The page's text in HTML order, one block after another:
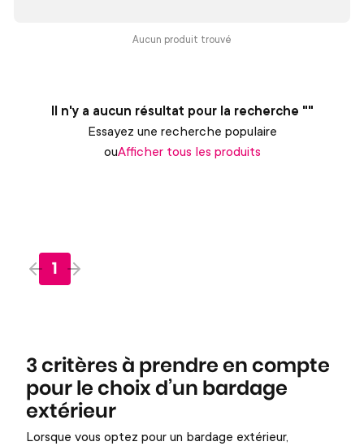
Aucun produit trouvé
Il n'y a aucun résultat pour la recherche ""
Essayez une recherche populaire
ouAfficher tous les produits
1
3 critères à prendre en compte
pour le choix d’un bardage
extérieur
Lorsque vous optez pour un bardage extérieur,